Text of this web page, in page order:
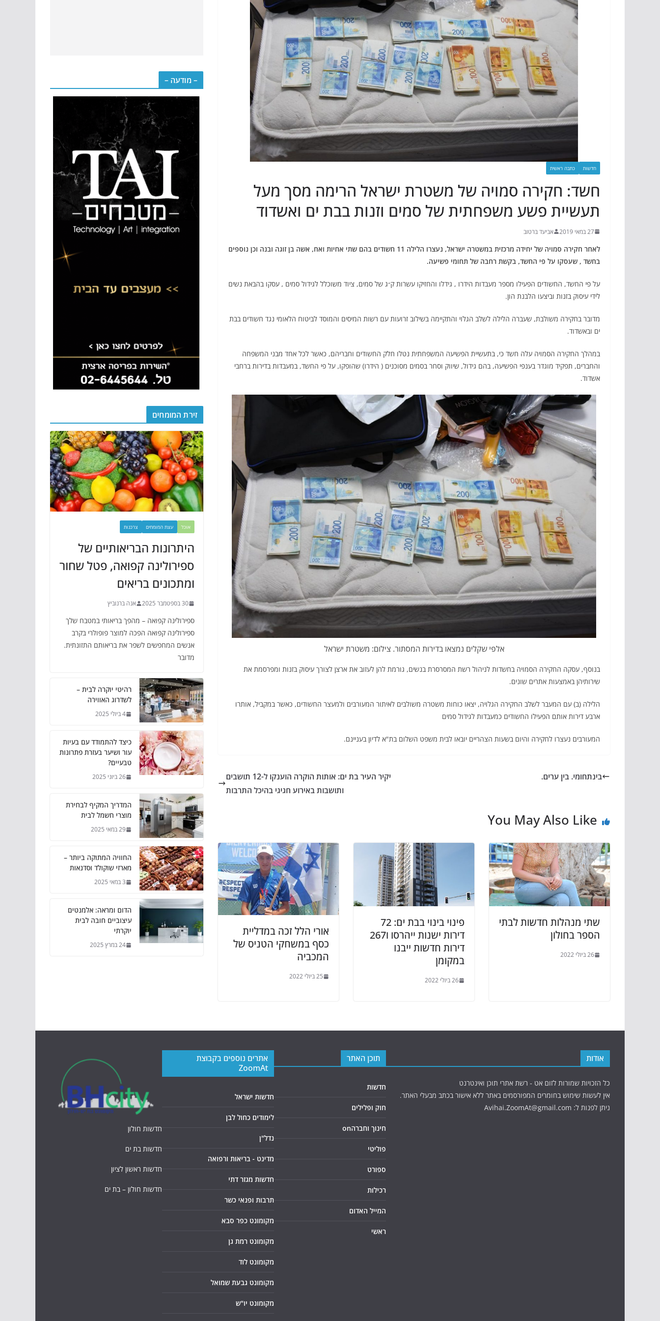
חדשות כתבה ראשית
חשד: חקירה סמויה של משטרת ישראל הרימה מסך מעל
תעשיית פשע משפחתית של סמים וזנות בבת ים ואשדוד
27 במאי 2019 אביעד ברטוב
לאחר חקירה סמויה של יחידה מרכזית במשטרה ישראל, נעצרו הלילה 11 חשודים בהם שתי אחיות ואח, אשה בן זוגה ובנה וכן נוספים
בחשד , שעסקו על פי החשד, בקשת רחבה של תחומי פשיעה.
על פי החשד, החשודים הפעילו מספר מעבדות הידרו , גידלו והחזיקו עשרות ק״ג של סמים, ציוד משוכלל לגידול סמים , עסקו בהבאת נשים
לידי עיסוק בזנות וביצעו הלבנת הון.
מדובר בחקירה משולבת, שעברה הלילה לשלב הגלוי והתקיימה בשילוב זרועות עם רשות המיסים והמוסד לביטוח הלאומי נגד חשודים בבת
ים ובאשדוד.
במהלך החקירה הסמויה עלה חשד כי, בתעשיית הפשיעה המשפחתית נטלו חלק החשודים וחבריהם, כאשר לכל אחד מבני המשפחה
והחברים, תפקיד מוגדר בענפי הפשיעה, בהם גידול, שיווק וסחר בסמים מסוכנים ( הידרו) שהופקו, על פי החשד, במעבדות בדירות ברחבי
אשדוד.
אלפי שקלים נמצאו בדירות המסתור. צילום: משטרת ישראל
בנוסף, עסקה החקירה הסמויה בחשדות לניהול רשת המסרסרת בנשים, גורמת להן לעזוב את ארצן לצורך עיסוק בזנות ומפרסמת את
שירותיהן באמצעות אתרים שונים.
הלילה (ב) עם המעבר לשלב החקירה הגלויה, יצאו כוחות משטרה משולבים לאיתור המעורבים ולמעצר החשודים, כאשר במקביל, אותרו
ארבע דירות אותם הפעילו החשודים כמעבדות לגידול סמים
המעורבים נעצרו לחקירה והיום בשעות הצהריים יובאו לבית משפט השלום בת"א לדיון בעניינם.
בינתחומי. בין ערים.
יקיר העיר בת ים: אותות הוקרה הוענקו ל-12 תושבים
ותושבות באירוע חגיגי בהיכל התרבות
You May Also Like
שתי מנהלות חדשות לבתי
הספר בחולון
26 ביולי 2022
פינוי בינוי בבת ים: 72
דירות ישנות ייהרסו ו267
דירות חדשות ייבנו
במקומן
26 ביולי 2022
אורי הלל זכה במדליית
כסף במשחקי הטניס של
המכביה
25 ביולי 2022
– מודעה –
זירת המומחים
אוכל עצת המומחים צרכנות
היתרונות הבריאותיים של
ספירולינה קפואה, פטל שחור
ומתכונים בריאים
30 בספטמבר 2025 אנה ברנוביץ
ספירולינה קפואה – מהפך בריאותי במטבח שלך
ספירולינה קפואה הפכה למוצר פופולרי בקרב
אנשים המחפשים לשפר את בריאותם התזונתית.
מדובר
רהיטי יוקרה לבית –
לשדרוג האווירה
4 ביולי 2025
כיצד להתמודד עם בעיות
עור ושיער בעזרת פתרונות
טבעיים?
26 ביוני 2025
המדריך המקיף לבחירת
מוצרי חשמל לבית
29 במאי 2025
החוויה המתוקה ביותר –
מארזי שוקולד וסדנאות
3 במאי 2025
הדום ומראה: אלמנטים
עיצוביים חובה לבית
יוקרתי
24 במרץ 2025
אודות
כל הזכויות שמורות לזום אט - רשת אתרי תוכן ואינטרנט
אין לעשות שימוש בחומרים המפורסמים באתר ללא אישור בכתב מבעלי האתר.
ניתן לפנות ל: Avihai.ZoomAt@gmail.com
תוכן האתר
חדשות
חוק ופלילים
חינוך וחברהon
פוליטי
ספורט
רכילות
המייל האדום
ראשי
אתרים נוספים בקבוצת
ZoomAt
חדשות ישראל
לימודים כחול לבן
נדל"ן
מדינט - בריאות ורפואה
חדשות מגזר דתי
תרבות ופנאי כשר
מקומונט כפר סבא
מקומונט רמת גן
מקומונט לוד
מקומונט גבעת שמואל
מקומונט יו"ש
חדשות חולון
חדשות בת ים
חדשות ראשון לציון
חדשות חולון – בת ים